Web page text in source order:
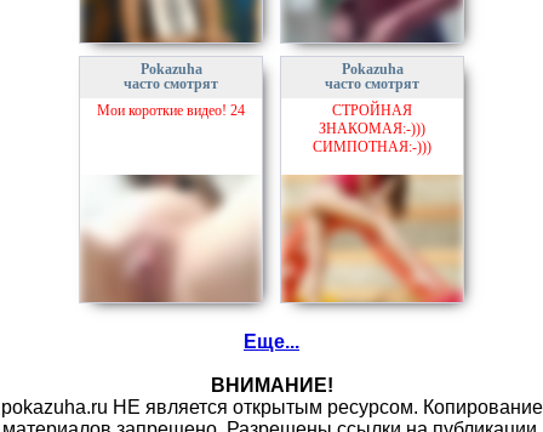
Pokazuha
часто смотрят
Мои короткие видео! 24
Pokazuha
часто смотрят
СТРОЙНАЯ
ЗНАКОМАЯ:-)))
СИМПОТНАЯ:-)))
Еще...
ВНИМАНИЕ!
pokazuha.ru НЕ является открытым ресурсом. Копирование